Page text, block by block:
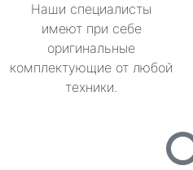
Наши специалисты
имеют при себе
оригинальные
комплектующие от любой
техники.